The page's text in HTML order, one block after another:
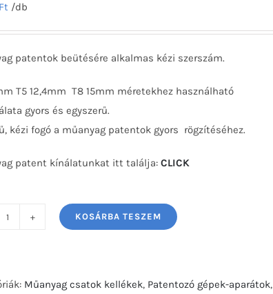
Ft /db
patentok beütésére alkalmas kézi szerszám.
T5 12,4mm T8 15mm méretekhez használható
gyors és egyszerű.
kézi fogó a műanyag patentok gyors rögzítéséhez.
patent kínálatunkat itt találja: CLICK
műanyag
KOSÁRBA TESZEM
Műanyag csatok kellékek, Patentozó gépek-aparátok,